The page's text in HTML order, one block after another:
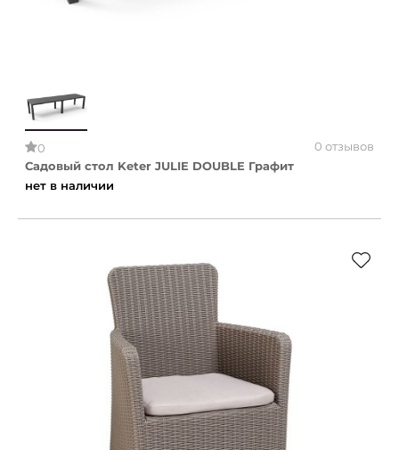
0
0 отзывов
Садовый стол Keter JULIE DOUBLE Графит
нет в наличии